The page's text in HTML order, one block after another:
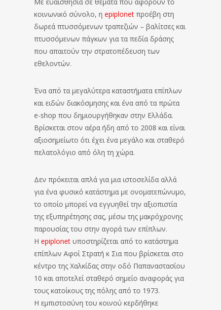
κοινωνικό σύνολο, η epiplonet προέβη στη
δωρεά πτυσσόμενων τραπεζιών – βαλίτσες και
πτυσσόμενων πάγκων για τα πεδία δράσης
που απαιτούν την στρατοπέδευση των
εθελοντών.
Ένα από τα μεγαλύτερα καταστήματα επίπλων
και ειδών διακόσμησης και ένα από τα πρώτα
e-shop που δημιουργήθηκαν στην Ελλάδα.
Βρίσκεται στον αέρα ήδη από το 2008 και είναι
αξιοσημείωτο ότι έχει ένα μεγάλο και σταθερό
πελατολόγιο από όλη τη χώρα.
Δεν πρόκειται απλά για μια ιστοσελίδα αλλά
για ένα φυσικό κατάστημα με ονοματεπώνυμο,
το οποίο μπορεί να εγγυηθεί την αξιοπιστία
της εξυπηρέτησης σας, μέσω της μακρόχρονης
παρουσίας του στην αγορά των επίπλων.
Η epiplonet υποστηρίζεται από τo κατάστημα
επίπλων Αφοί Στρατή κ Σια που βρίσκεται στο
κέντρο της Χαλκίδας στην οδό Παπαναστασίου
10 και αποτελεί σταθερό σημείο αναφοράς για
τους κατοίκους της πόλης από το 1973.
Η εμπιστοσύνη του κοινού κερδήθηκε